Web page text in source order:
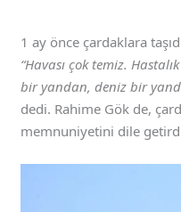
1 ay önce çardaklara
“Havası çok temiz.
bir yandan, deniz bir
dedi. Rahime Gök de,
memnuniyetini dile